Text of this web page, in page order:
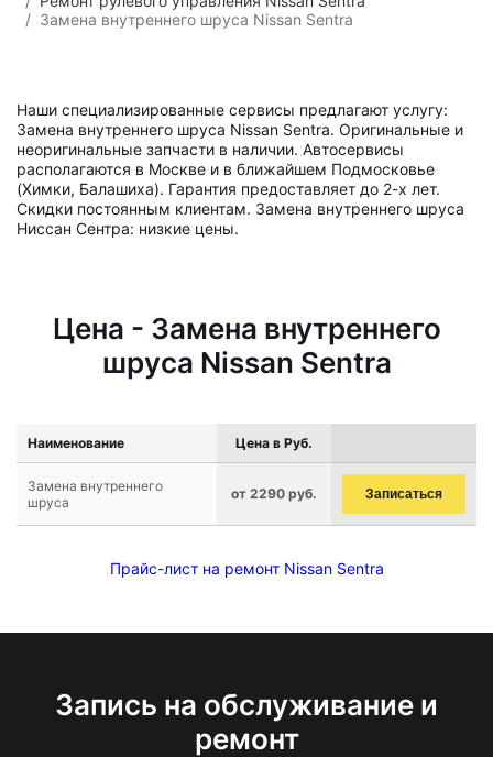
Замена внутреннего шруса Nissan Sentra
Наши специализированные сервисы предлагают услугу:
Замена внутреннего шруса Nissan Sentra. Оригинальные и
неоригинальные запчасти в наличии. Автосервисы
располагаются в Москве и в ближайшем Подмосковье
(Химки, Балашиха). Гарантия предоставляет до 2-х лет.
Скидки постоянным клиентам. Замена внутреннего шруса
Ниссан Сентра: низкие цены.
Цена - Замена внутреннего
шруса Nissan Sentra
Наименование Цена в Руб.
Замена внутреннего
шруса
от 2290 руб. Записаться
Прайс-лист на ремонт Nissan Sentra
Запись на обслуживание и
ремонт